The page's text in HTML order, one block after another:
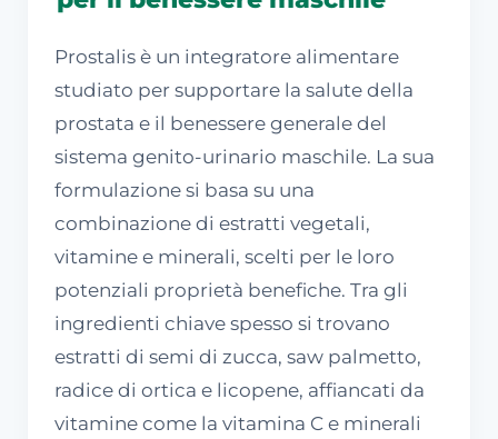
Prostalis è un integratore alimentare
studiato per supportare la salute della
prostata e il benessere generale del
sistema genito-urinario maschile. La sua
formulazione si basa su una
combinazione di estratti vegetali,
vitamine e minerali, scelti per le loro
potenziali proprietà benefiche. Tra gli
ingredienti chiave spesso si trovano
estratti di semi di zucca, saw palmetto,
radice di ortica e licopene, affiancati da
vitamine come la vitamina C e minerali